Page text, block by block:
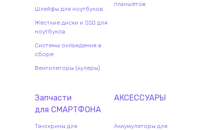
Шлейфы для ноутбуков
Жесткие диски и SSD для
ноутбуков
Системы охлаждения в
сборе
Вентиляторы (кулеры)
планшетов
Запчасти
для СМАРТФОНА
Тачскрины для
АКСЕССУАРЫ
Аккумуляторы для